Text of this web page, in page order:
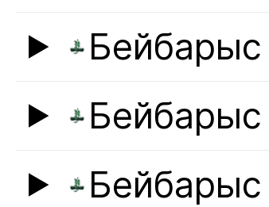
Бейбарыс
Бейбарыс
Бейбарыс